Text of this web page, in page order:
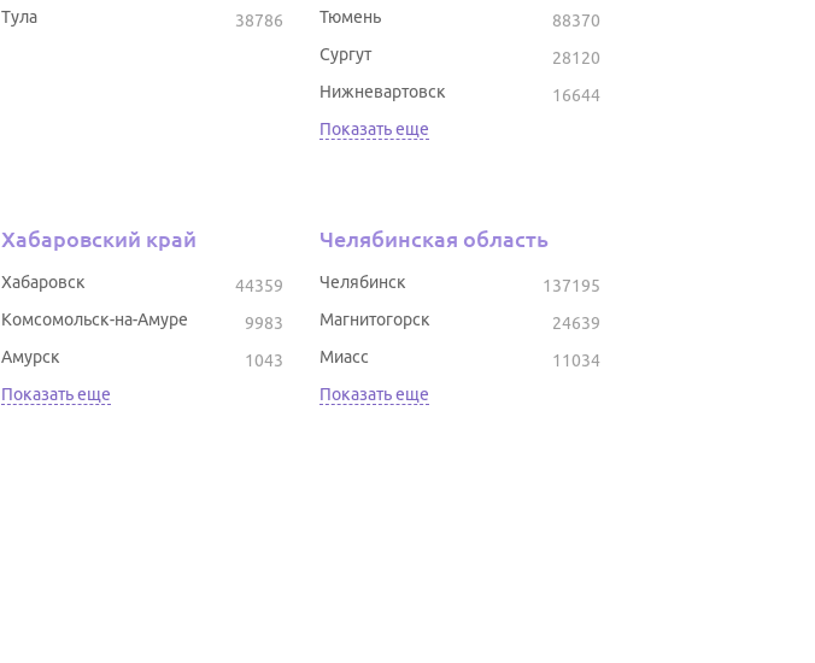
38786
Тула 88370
Тюмень
28120
Сургут
16644
Нижневартовск
Показать еще
Хабаровский край
44359
Хабаровск
9983
Комсомольск-на-Амуре
1043
Амурск
Показать еще
Челябинская область
137195
Челябинск
24639
Магнитогорск
11034
Миасс
Показать еще